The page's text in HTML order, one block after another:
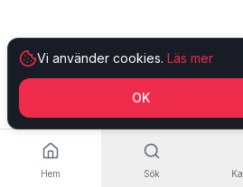
Hem Sök
Vi använder cookies. Läs mer
OK